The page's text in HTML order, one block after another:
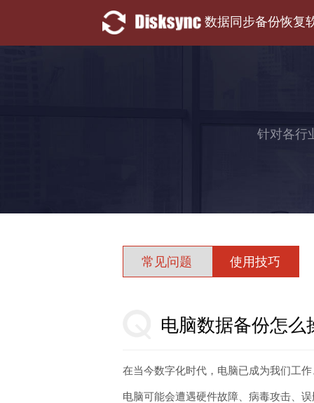
数据同步备份恢复
针对各行
常见问题 使用技巧
电脑数据备份怎
在当今数字化时代，电脑已成为我们工
电脑可能会遭遇硬件故障、病毒攻击、